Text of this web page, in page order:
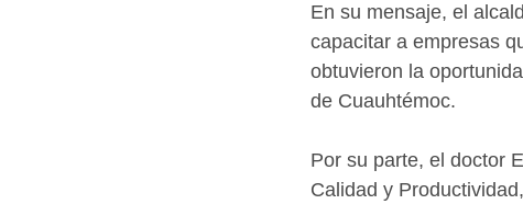
En su mensaje, el
capacitar a empresas
obtuvieron la
de Cuauhtémoc.
Por su parte, el doctor
Calidad y